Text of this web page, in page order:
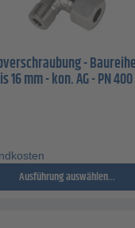
-
16 mm - kon. AG - PN
Ausführung auswählen...